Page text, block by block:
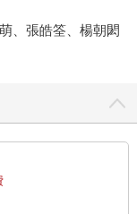
、張皓筌、楊朝閎